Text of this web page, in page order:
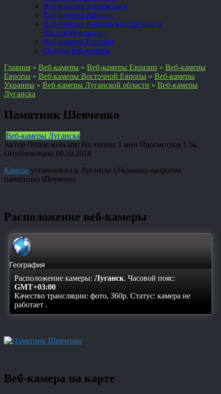
Веб-камеры Антарктики
Веб-камеры Африки
Веб-камеры Виргинских Островов
(Великобритания)
Веб-камеры Евразии
Особые веб-камеры
Главная » Веб-камеры » Веб-камеры Евразии » Веб-камеры
Европы » Веб-камеры Восточной Европы » Веб-камеры
Украины » Веб-камеры Луганской области » Веб-камеры
Луганска
Памятник Шевченко
Веб-камеры Луганска
Автор Online.webcams На чтение 1 мин Просмотров 1.5к.
Опубликовано 09.10.2018
Камера установлена в Луганске (Украина) напротив
памятника Шевченко
Расположение веб-камеры
География
Расположение камеры: Луганск. Часовой пояс:
GMT+03:00
Качество трансляции: фото, 360p. Статус: камера не
работает .
Веб-камера на карте